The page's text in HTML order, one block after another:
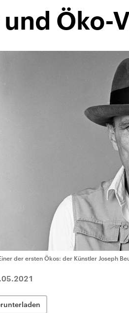
und Öko-
der ersten Ökos: der Künstler Joseph